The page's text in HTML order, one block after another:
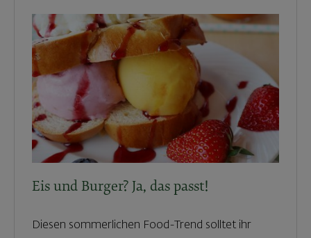
Eis und Burger? Ja, das passt!
Diesen sommerlichen Food-Trend solltet ihr